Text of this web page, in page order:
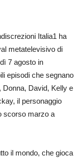
Italia1 ha
metatelevisivo di
7 agosto in
episodi che segnano
Donna, David, Kelly e
il personaggio
scorso marzo a
il mondo, che gioca